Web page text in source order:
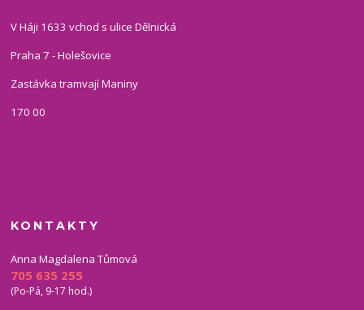
V Háji 1633 vchod s ulice Dělnická
Praha 7 - Holešovice
Zastávka tramvají Maniny
170 00
KONTAKTY
Anna Magdalena Tůmová
705 635 255
(Po-Pá, 9-17 hod.)